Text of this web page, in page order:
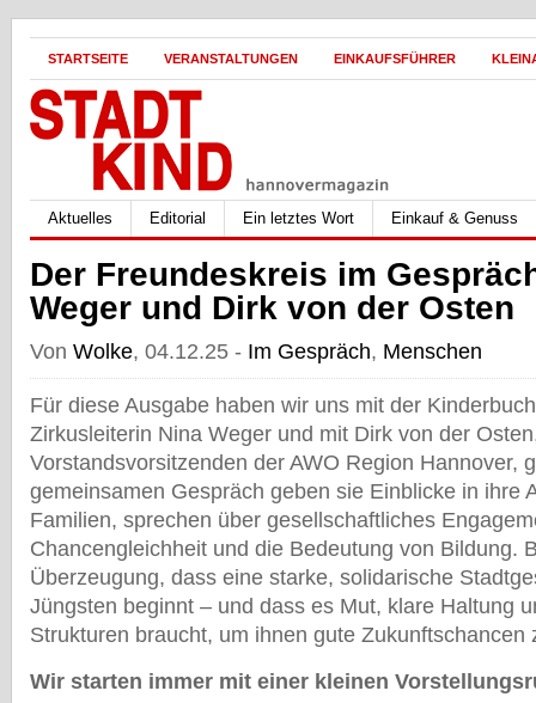
STARTSEITE VERANSTALTUNGEN EINKAUFSFÜHRER
Aktuelles Editorial Ein letztes Wort Einkauf & Genuss
Der Freundeskreis im
Weger und Dirk von der Osten
Von Wolke, 04.12.25 - Im Gespräch, Menschen
Für diese Ausgabe haben wir uns mit der
Zirkusleiterin Nina Weger und mit Dirk von der
Vorstandsvorsitzenden der AWO Region Hannover,
gemeinsamen Gespräch geben sie Einblicke in ihre
Familien, sprechen über gesellschaftliches
Chancengleichheit und die Bedeutung von Bildung.
Überzeugung, dass eine starke, solidarische
Jüngsten beginnt – und dass es Mut, klare Haltung
Strukturen braucht, um ihnen gute Zukunftschancen
Wir starten immer mit einer kleinen